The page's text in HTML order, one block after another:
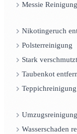
Messie Reinigung
Nikotingeruch
Polsterreinigung
Stark
Taubenkot
Teppichreinigung
Umzugsreinigung
Wasserschaden